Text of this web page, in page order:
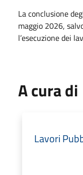
La conclusione
maggio 2026,
l’esecuzione dei
A cura di
Lavori